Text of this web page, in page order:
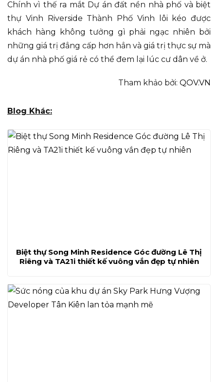
Chính vì thế ra mắt Dự án đất nền nhà phố và biệt
thự Vinh Riverside Thành Phố Vinh lôi kéo được
khách hàng không tưởng gì phải ngạc nhiên bởi
những giá trị đẳng cấp hơn hẳn và giá trị thực sự mà
dự án nhà phố giá rẻ có thể đem lại lúc cư dân về ở.
Tham khảo bởi: QOV.VN
Blog Khác:
Biệt thự Song Minh Residence Góc đường Lê Thị
Riêng và TA21i thiết kế vuông vắn đẹp tự nhiên